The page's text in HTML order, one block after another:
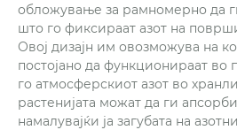
обложување за рамномерно да
што го фиксираат азот на
Овој дизајн им овозможува на
постојано да функционираат во
го атмосферскиот азот во
растенијата можат да ги
намалувајќи ја загубата на